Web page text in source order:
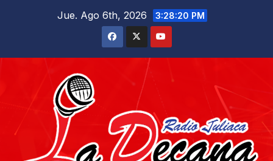
Jue. Ago 6th, 2026 3:28:21 PM